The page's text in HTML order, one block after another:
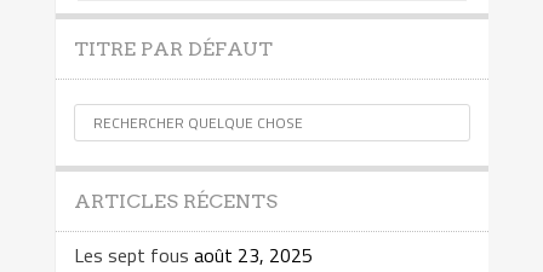
TITRE PAR DÉFAUT
ARTICLES RÉCENTS
Les sept fous août 23, 2025